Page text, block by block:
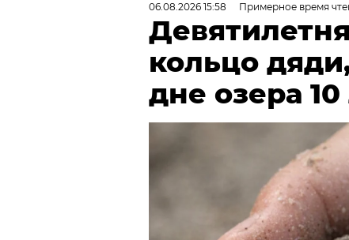
06.08.2026 15:58 Примерное время
кольцо
дне озера 10